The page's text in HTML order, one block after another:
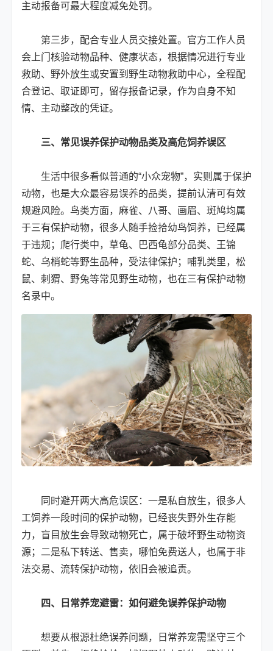
主动报备可最大程度减免处罚。
第三步，配合专业人员交接处置。官方工作人员
会上门核验动物品种、健康状态，根据情况进行专业
救助、野外放生或安置到野生动物救助中心，全程配
合登记、取证即可，留存报备记录，作为自身不知
情、主动整改的凭证。
三、常见误养保护动物品类及高危饲养误区
生活中很多看似普通的“小众宠物”，实则属于保护
动物，也是大众最容易误养的品类，提前认清可有效
规避风险。鸟类方面，麻雀、八哥、画眉、斑鸠均属
于三有保护动物，很多人随手捡拾幼鸟饲养，已经属
于违规；爬行类中，草龟、巴西龟部分品类、王锦
蛇、乌梢蛇等野生品种，受法律保护；哺乳类里，松
鼠、刺猬、野兔等常见野生动物，也在三有保护动物
名录中。
同时避开两大高危误区：一是私自放生，很多人
工饲养一段时间的保护动物，已经丧失野外生存能
力，盲目放生会导致动物死亡，属于破坏野生动物资
源；二是私下转送、售卖，哪怕免费送人，也属于非
法交易、流转保护动物，依旧会被追责。
四、日常养宠避雷：如何避免误养保护动物
想要从根源杜绝误养问题，日常养宠需坚守三个